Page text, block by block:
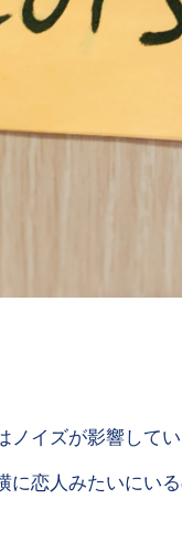
イズが影響してい
恋人みたいにいる